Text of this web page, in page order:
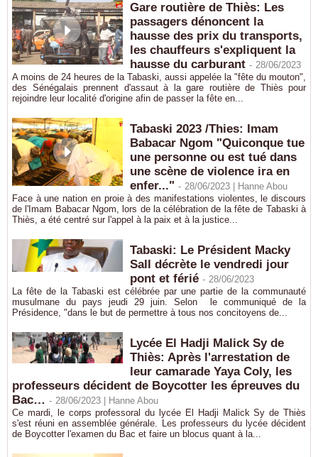
Gare routière de Thiès: Les
passagers dénoncent la
hausse des prix du transports,
les chauffeurs s'expliquent la
hausse du carburant - 28/06/2023
A moins de 24 heures de la Tabaski, aussi appelée la "fête du mouton",
des Sénégalais prennent d'assaut à la gare routière de Thiès pour
rejoindre leur localité d'origine afin de passer la fête en...
Tabaski 2023 /Thies: Imam
Babacar Ngom "Quiconque tue
une personne ou est tué dans
une scène de violence ira en
enfer..." - 28/06/2023 |
Hanne Abou
Face à une nation en proie à des manifestations violentes, le discours
de l'Imam Babacar Ngom, lors de la célébration de la fête de Tabaski à
Thiès, a été centré sur l'appel à la paix et à la justice...
Tabaski: Le Président Macky
Sall décrète le vendredi jour
pont et férié - 28/06/2023
La fête de la Tabaski est célébrée par une partie de la communauté
musulmane du pays jeudi 29 juin. Selon le communiqué de la
Présidence, "dans le but de permettre à tous nos concitoyens de...
Lycée El Hadji Malick Sy de
Thiès: Après l'arrestation de
leur camarade Yaya Coly, les
professeurs décident de Boycotter les épreuves du
Bac… - 28/06/2023 |
Hanne Abou
Ce mardi, le corps professoral du lycée El Hadji Malick Sy de Thiès
s'est réuni en assemblée générale. Les professeurs du lycée décident
de Boycotter l'examen du Bac et faire un blocus quant à la...